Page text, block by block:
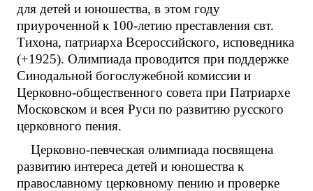
для детей и юношества, в этом году
приуроченной к 100-летию преставления свт.
Тихона, патриарха Всероссийского, исповедника
(+1925). Олимпиада проводится при поддержке
Синодальной богослужебной комиссии и
Церковно-общественного совета при Патриархе
Московском и всея Руси по развитию русского
церковного пения.
Церковно-певческая олимпиада посвящена
развитию интереса детей и юношества к
православному церковному пению и проверке